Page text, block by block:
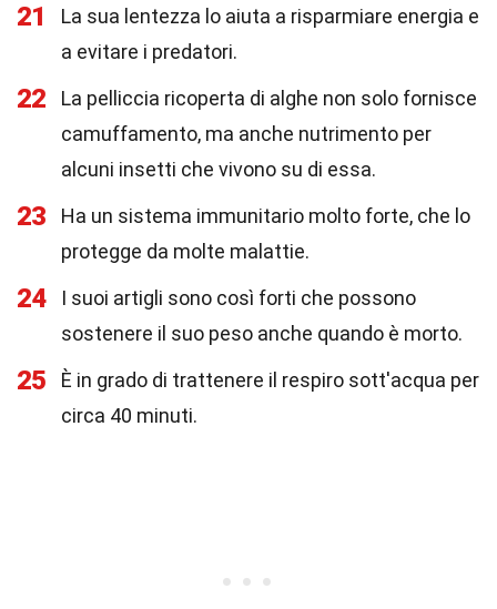
21
La sua lentezza lo aiuta a risparmiare energia e
a evitare i predatori.
22
La pelliccia ricoperta di alghe non solo fornisce
camuffamento, ma anche nutrimento per
alcuni insetti che vivono su di essa.
23
Ha un sistema immunitario molto forte, che lo
protegge da molte malattie.
24
I suoi artigli sono così forti che possono
sostenere il suo peso anche quando è morto.
25
È in grado di trattenere il respiro sott'acqua per
circa 40 minuti.